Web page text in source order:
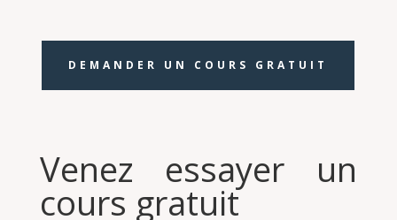
DEMANDER UN COURS GRATUIT
Venez essayer un
cours gratuit